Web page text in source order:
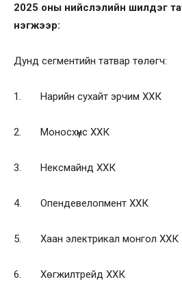
2025 оны нийслэлийн шилдэг
нэгжээр:
Дунд сегментийн татвар төлөгч:
1. Нарийн сухайт эрчим ХХК
2. Моносхүнс ХХК
3. Нексмайнд ХХК
4. Опендевелопмент ХХК
5. Хаан электрикал монгол ХХК
6. Хөгжилтрейд ХХК